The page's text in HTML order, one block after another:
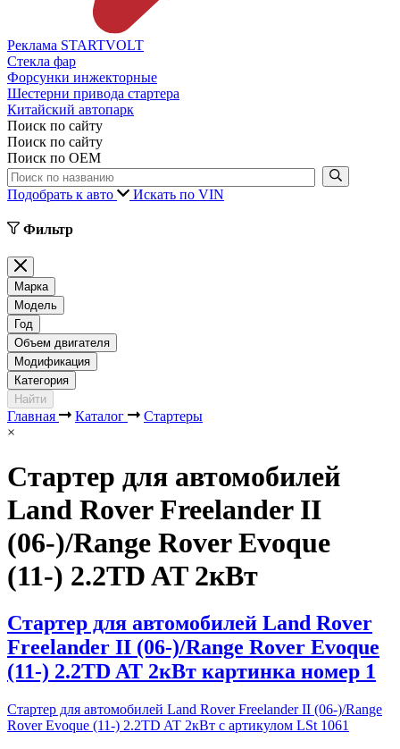
Реклама STARTVOLT
Стекла фар
Форсунки инжекторные
Шестерни привода стартера
Китайский автопарк
Поиск по сайту
Поиск по сайту
Поиск по ОЕМ
Подобрать к авто Искать по VIN
Фильтр
Марка
Модель
Год
Объем двигателя
Модификация
Категория
Найти
Главная Каталог
Стартеры
×
Стартер для автомобилей
Land Rover Freelander II
(06-)/Range Rover Evoque
(11-) 2.2TD AT 2кВт
Стартер для автомобилей Land Rover
Freelander II (06-)/Range Rover Evoque
(11-) 2.2TD AT 2кВт картинка номер 1
Стартер для автомобилей Land Rover Freelander II (06-)/Range
Rover Evoque (11-) 2.2TD AT 2кВт с артикулом LSt 1061